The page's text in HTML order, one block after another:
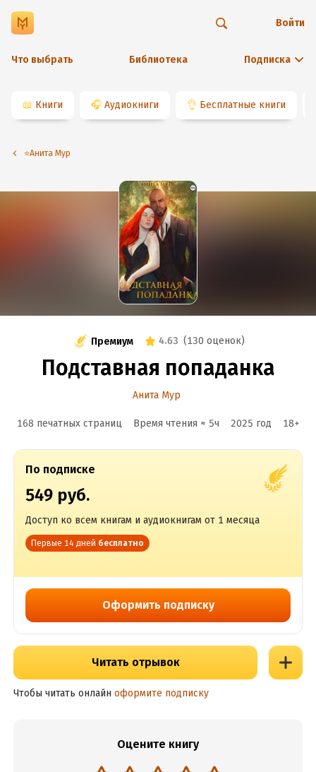
Что выбрать Библиотека Подписка
Войти
📖 Книги 🎧 Аудиокниги 👌 Бесплатные книги
⭐️Анита Мур
Премиум 4.63 (130 оценок)
Подставная попаданка
Анита Мур
168 печатных страниц Время чтения ≈ 5ч 2025 год 18+
По подписке
549 руб.
Доступ ко всем книгам и аудиокнигам от 1 месяца
Первые 14 дней бесплатно
Оформить подписку
Читать отрывок
Чтобы читать онлайн оформите подписку
Оцените книгу